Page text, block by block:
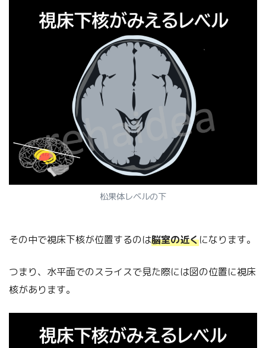
松果体レベルの下
その中で視床下核が位置するのは脳室の近くになります。
つまり、水平面でのスライスで見た際には図の位置に視床
核があります。